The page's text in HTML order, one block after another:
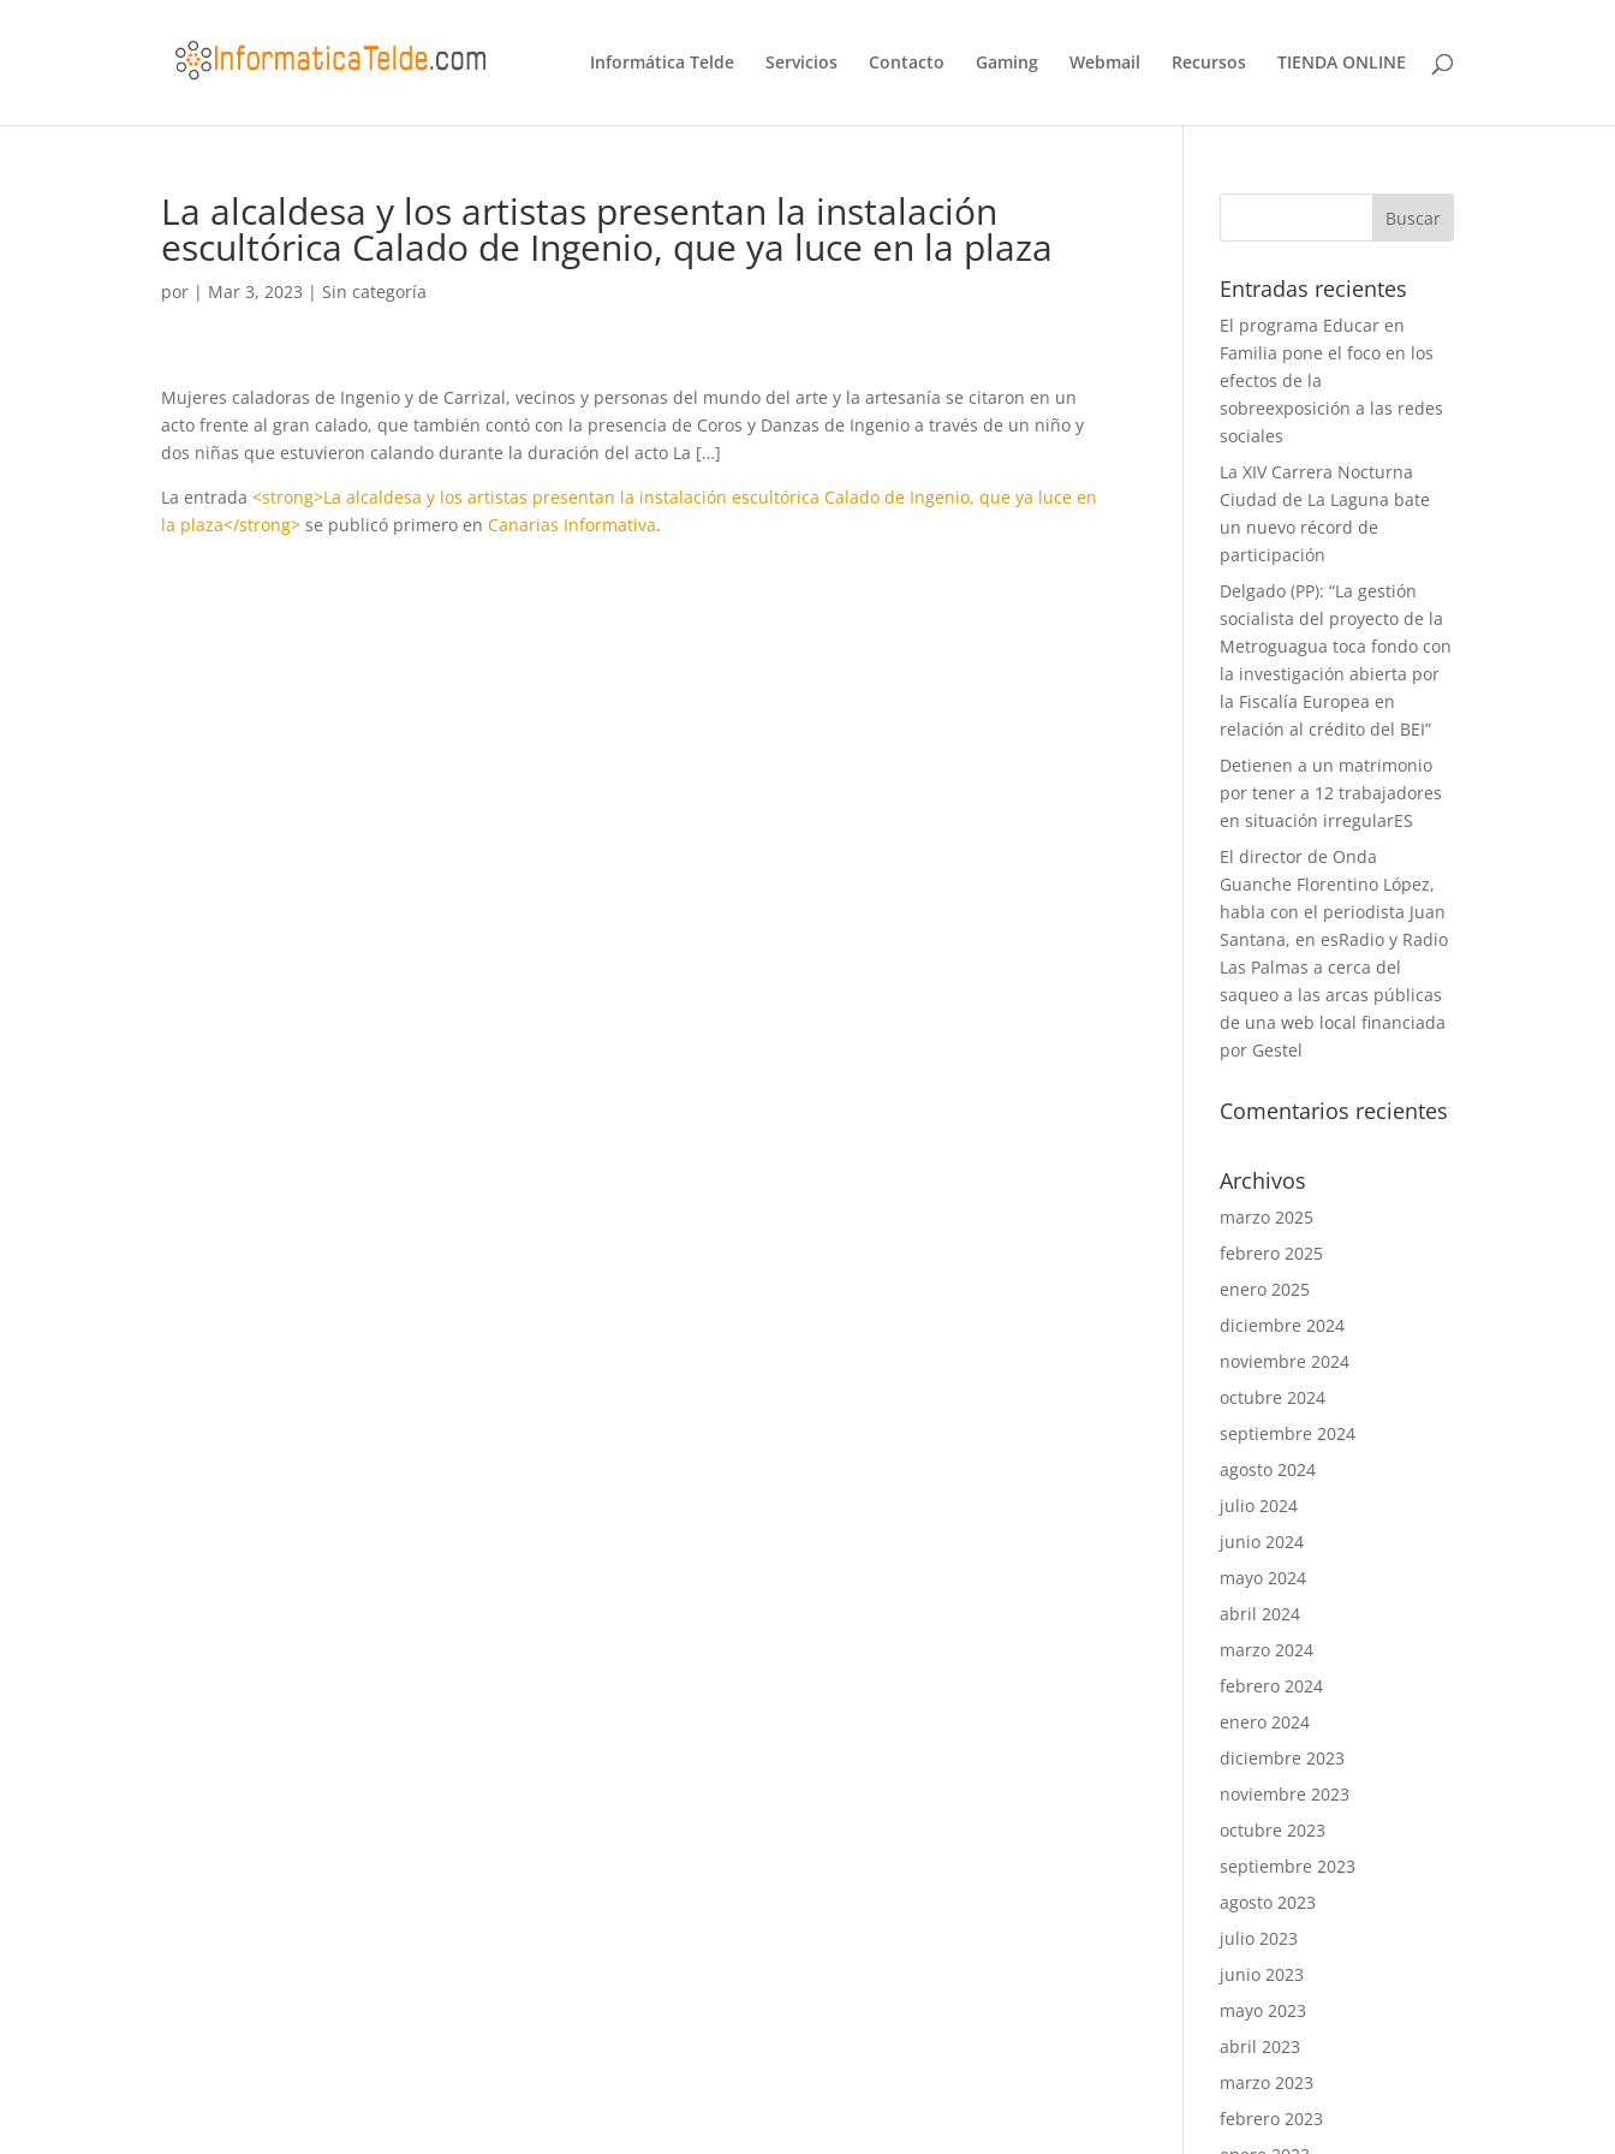
Informática Telde Servicios Contacto Gaming Webmail Recursos TIENDA ONLINE
La alcaldesa y los artistas presentan la instalación
escultórica Calado de Ingenio, que ya luce en la plaza
por | Mar 3, 2023 |Sin categoría
Mujeres caladoras de Ingenio y de Carrizal, vecinos y personas del mundo del arte y la artesanía se citaron en un
acto frente al gran calado, que también contó con la presencia de Coros y Danzas de Ingenio a través de un niño y
dos niñas que estuvieron calando durante la duración del acto La […]
La entrada<strong>La alcaldesa y los artistas presentan la instalación escultórica Calado de Ingenio, que ya luce en
la plaza</strong> se publicó primero enCanarias Informativa.
Entradas recientes
El programa Educar en
Familia pone el foco en los
efectos de la
sobreexposición a las redes
sociales
La XIV Carrera Nocturna
Ciudad de La Laguna bate
un nuevo récord de
participación
Delgado (PP): “La gestión
socialista del proyecto de la
Metroguagua toca fondo con
la investigación abierta por
la Fiscalía Europea en
relación al crédito del BEI”
Detienen a un matrimonio
por tener a 12 trabajadores
en situación irregularES
El director de Onda
Guanche Florentino López,
habla con el periodista Juan
Santana, en esRadio y Radio
Las Palmas a cerca del
saqueo a las arcas públicas
de una web local financiada
por Gestel
Comentarios recientes
Archivos
marzo 2025
febrero 2025
enero 2025
diciembre 2024
noviembre 2024
octubre 2024
septiembre 2024
agosto 2024
julio 2024
junio 2024
mayo 2024
abril 2024
marzo 2024
febrero 2024
enero 2024
diciembre 2023
noviembre 2023
octubre 2023
septiembre 2023
agosto 2023
julio 2023
junio 2023
mayo 2023
abril 2023
marzo 2023
febrero 2023